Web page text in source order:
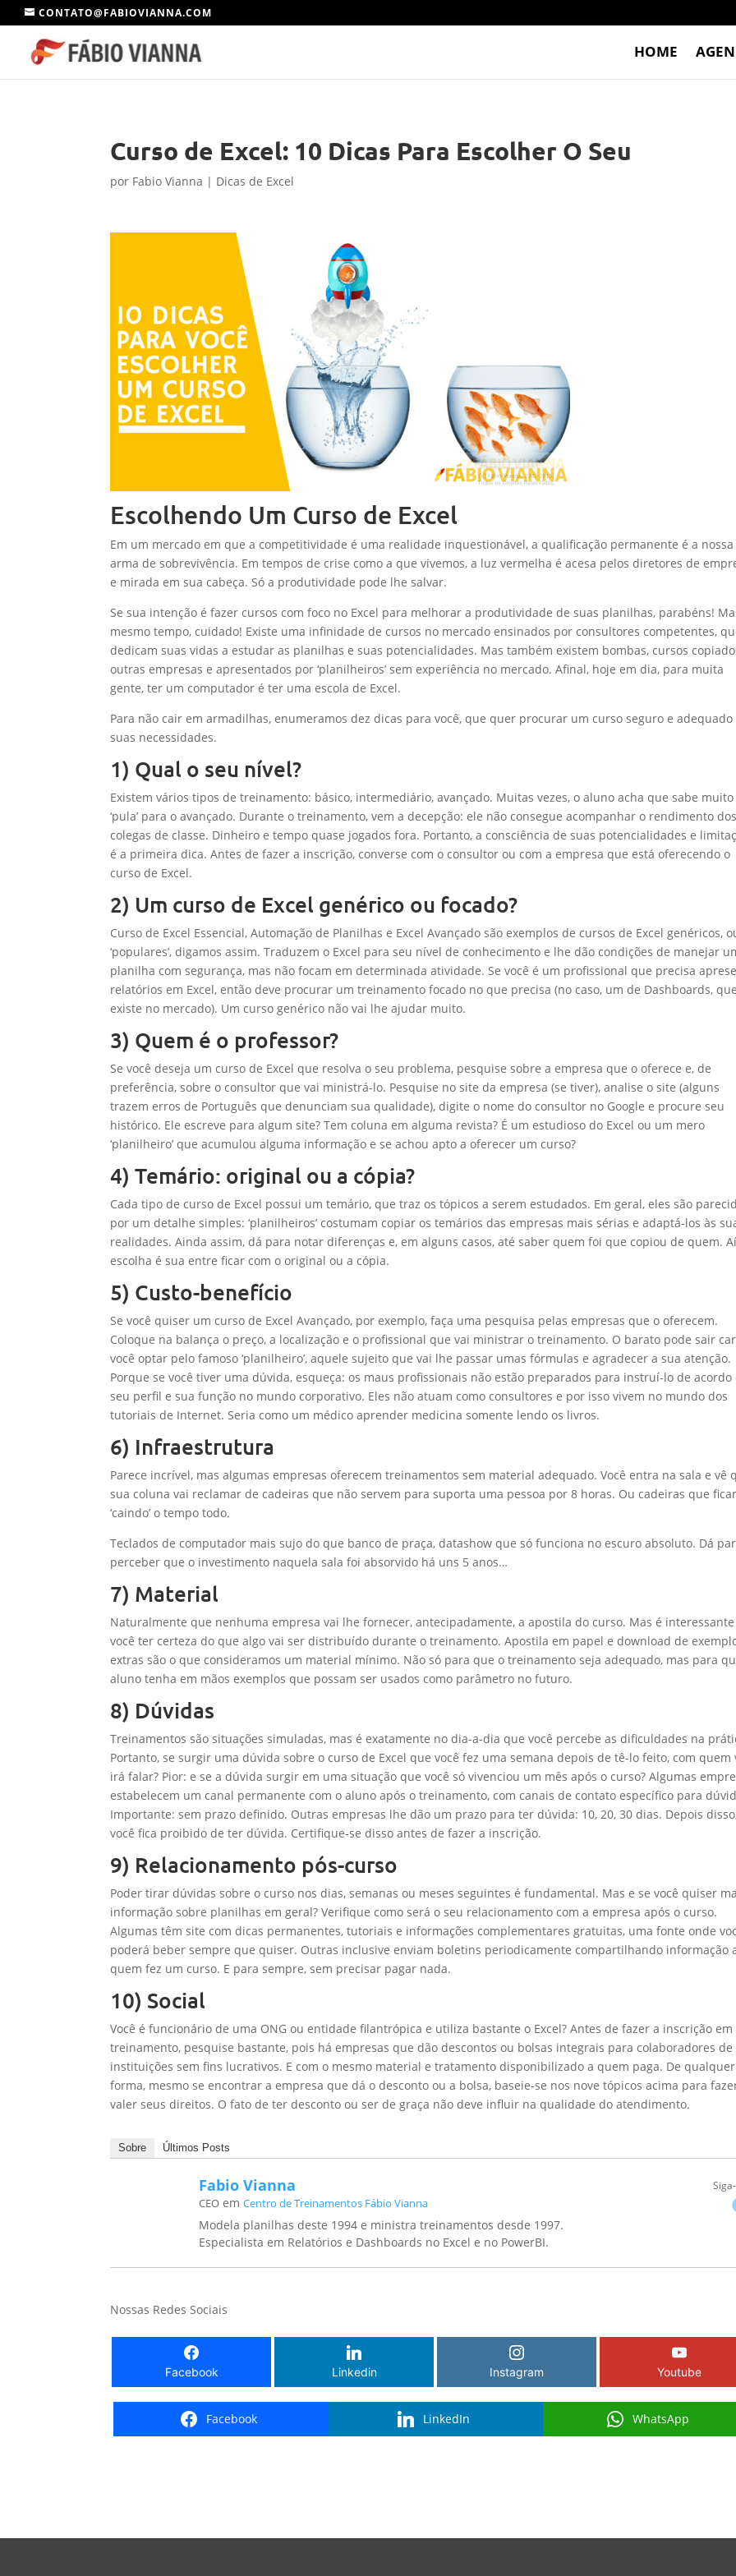
CONTATO@FABIOVIANNA.COM
HOME
Curso de Excel: 10 Dicas Para Escolher O Seu
por Fabio Vianna | Dicas de Excel
Escolhendo Um Curso de Excel
Em um mercado em que a competitividade é uma realidade inquestionável, a qualificação permanente é a nossa
arma de sobrevivência. Em tempos de crise como a que vivemos, a luz vermelha é acesa pelos diretores de
e mirada em sua cabeça. Só a produtividade pode lhe salvar.
Se sua intenção é fazer cursos com foco no Excel para melhorar a produtividade de suas planilhas, parabéns!
mesmo tempo, cuidado! Existe uma infinidade de cursos no mercado ensinados por consultores competentes,
dedicam suas vidas a estudar as planilhas e suas potencialidades. Mas também existem bombas, cursos
outras empresas e apresentados por ‘planilheiros’ sem experiência no mercado. Afinal, hoje em dia, para muita
gente, ter um computador é ter uma escola de Excel.
Para não cair em armadilhas, enumeramos dez dicas para você, que quer procurar um curso seguro e adequado
suas necessidades.
1) Qual o seu nível?
Existem vários tipos de treinamento: básico, intermediário, avançado. Muitas vezes, o aluno acha que sabe muito
‘pula’ para o avançado. Durante o treinamento, vem a decepção: ele não consegue acompanhar o rendimento dos
colegas de classe. Dinheiro e tempo quase jogados fora. Portanto, a consciência de suas potencialidades e
é a primeira dica. Antes de fazer a inscrição, converse com o consultor ou com a empresa que está oferecendo o
curso de Excel.
2) Um curso de Excel genérico ou focado?
Curso de Excel Essencial, Automação de Planilhas e Excel Avançado são exemplos de cursos de Excel genéricos,
‘populares’, digamos assim. Traduzem o Excel para seu nível de conhecimento e lhe dão condições de manejar
planilha com segurança, mas não focam em determinada atividade. Se você é um profissional que precisa
relatórios em Excel, então deve procurar um treinamento focado no que precisa (no caso, um de Dashboards, que
existe no mercado). Um curso genérico não vai lhe ajudar muito.
3) Quem é o professor?
Se você deseja um curso de Excel que resolva o seu problema, pesquise sobre a empresa que o oferece e, de
preferência, sobre o consultor que vai ministrá-lo. Pesquise no site da empresa (se tiver), analise o site (alguns
trazem erros de Português que denunciam sua qualidade), digite o nome do consultor no Google e procure seu
histórico. Ele escreve para algum site? Tem coluna em alguma revista? É um estudioso do Excel ou um mero
‘planilheiro’ que acumulou alguma informação e se achou apto a oferecer um curso?
4) Temário: original ou a cópia?
Cada tipo de curso de Excel possui um temário, que traz os tópicos a serem estudados. Em geral, eles são
por um detalhe simples: ‘planilheiros’ costumam copiar os temários das empresas mais sérias e adaptá-los às
realidades. Ainda assim, dá para notar diferenças e, em alguns casos, até saber quem foi que copiou de quem.
escolha é sua entre ficar com o original ou a cópia.
5) Custo-benefício
Se você quiser um curso de Excel Avançado, por exemplo, faça uma pesquisa pelas empresas que o oferecem.
Coloque na balança o preço, a localização e o profissional que vai ministrar o treinamento. O barato pode sair
você optar pelo famoso ‘planilheiro’, aquele sujeito que vai lhe passar umas fórmulas e agradecer a sua atenção.
Porque se você tiver uma dúvida, esqueça: os maus profissionais não estão preparados para instruí-lo de acordo
seu perfil e sua função no mundo corporativo. Eles não atuam como consultores e por isso vivem no mundo dos
tutoriais de Internet. Seria como um médico aprender medicina somente lendo os livros.
6) Infraestrutura
Parece incrível, mas algumas empresas oferecem treinamentos sem material adequado. Você entra na sala e vê
sua coluna vai reclamar de cadeiras que não servem para suporta uma pessoa por 8 horas. Ou cadeiras que
‘caindo’ o tempo todo.
Teclados de computador mais sujo do que banco de praça, datashow que só funciona no escuro absoluto. Dá
perceber que o investimento naquela sala foi absorvido há uns 5 anos…
7) Material
Naturalmente que nenhuma empresa vai lhe fornecer, antecipadamente, a apostila do curso. Mas é interessante
você ter certeza do que algo vai ser distribuído durante o treinamento. Apostila em papel e download de
extras são o que consideramos um material mínimo. Não só para que o treinamento seja adequado, mas para
aluno tenha em mãos exemplos que possam ser usados como parâmetro no futuro.
8) Dúvidas
Treinamentos são situações simuladas, mas é exatamente no dia-a-dia que você percebe as dificuldades na
Portanto, se surgir uma dúvida sobre o curso de Excel que você fez uma semana depois de tê-lo feito, com quem
irá falar? Pior: e se a dúvida surgir em uma situação que você só vivenciou um mês após o curso? Algumas
estabelecem um canal permanente com o aluno após o treinamento, com canais de contato específico para
Importante: sem prazo definido. Outras empresas lhe dão um prazo para ter dúvida: 10, 20, 30 dias. Depois
você fica proibido de ter dúvida. Certifique-se disso antes de fazer a inscrição.
9) Relacionamento pós-curso
Poder tirar dúvidas sobre o curso nos dias, semanas ou meses seguintes é fundamental. Mas e se você quiser
informação sobre planilhas em geral? Verifique como será o seu relacionamento com a empresa após o curso.
Algumas têm site com dicas permanentes, tutoriais e informações complementares gratuitas, uma fonte onde
poderá beber sempre que quiser. Outras inclusive enviam boletins periodicamente compartilhando informação
quem fez um curso. E para sempre, sem precisar pagar nada.
10) Social
Você é funcionário de uma ONG ou entidade filantrópica e utiliza bastante o Excel? Antes de fazer a inscrição em
treinamento, pesquise bastante, pois há empresas que dão descontos ou bolsas integrais para colaboradores de
instituições sem fins lucrativos. E com o mesmo material e tratamento disponibilizado a quem paga. De qualquer
forma, mesmo se encontrar a empresa que dá o desconto ou a bolsa, baseie-se nos nove tópicos acima para
valer seus direitos. O fato de ter desconto ou ser de graça não deve influir na qualidade do atendimento.
Sobre Últimos Posts
Fabio Vianna
CEO emCentro de Treinamentos Fábio Vianna
Modela planilhas deste 1994 e ministra treinamentos desde 1997.
Especialista em Relatórios e Dashboards no Excel e no PowerBI.
Nossas Redes Sociais
Facebook Linkedin Instagram Youtube
Facebook LinkedIn WhatsApp